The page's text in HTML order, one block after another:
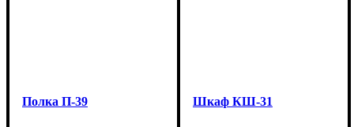
Полка П-39 Шкаф КШ-31